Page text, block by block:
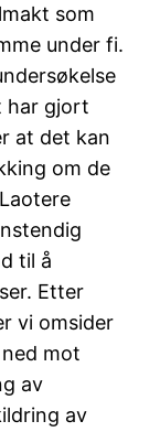
som
under fi.
har gjort
at det kan
om de
til å
Etter
vi omsider
mot
av
av